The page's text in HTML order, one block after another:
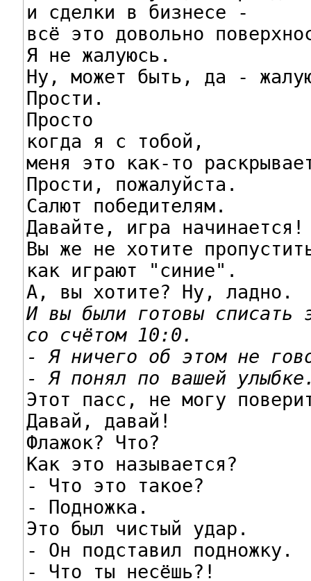
и сделки в бизнесе -
всё это довольно
Я не жалуюсь.
Ну, может быть, да -
Прости.
Просто
когда я с тобой,
меня это как-то
Прости, пожалуйста.
Салют победителям.
Давайте, игра начинается!
Вы же не хотите
как играют "синие".
И вы были готовы списать
со счётом 10:0.
- Я ничего об этом не
- Я понял по вашей
Этот пасс, не могу
Давай, давай!
Флажок? Что?
Как это называется?
- Что это такое?
- Подножка.
Это был чистый удар.
- Он подставил подножку.